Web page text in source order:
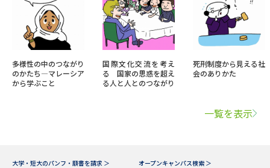
多様性の中のつながり
のかたち―マレーシア
から学ぶこと
国際文化交流を考え
る 国家の思惑を超え
る人と人とのつながり
死刑制度から見える社
会のありかた
一覧を表示
大学・短大のパンフ・願書を請求 ＞
オープンキャンパス検索 ＞